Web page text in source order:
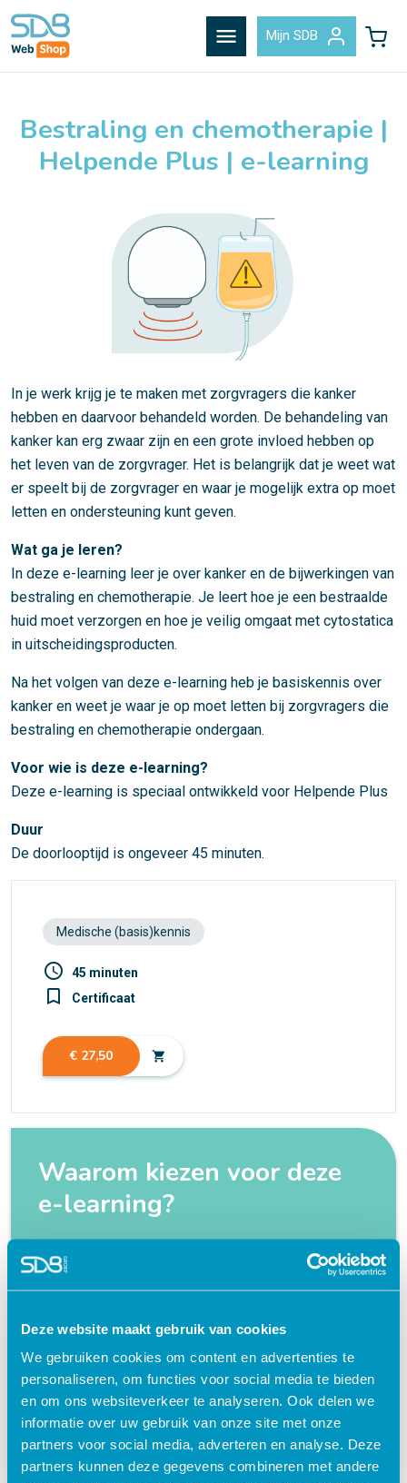
Deze website maakt gebruik van cookies
We gebruiken cookies om content en advertenties te
personaliseren, om functies voor social media te bieden
en om ons websiteverkeer te analyseren. Ook delen we
informatie over uw gebruik van onze site met onze
partners voor social media, adverteren en analyse. Deze
partners kunnen deze gegevens combineren met andere
menu Mijn SDB
Bestraling en chemotherapie |
Helpende Plus | e-learning
In je werk krijg je te maken met zorgvragers die kanker
hebben en daarvoor behandeld worden. De behandeling van
kanker kan erg zwaar zijn en een grote invloed hebben op
het leven van de zorgvrager. Het is belangrijk dat je weet wat
er speelt bij de zorgvrager en waar je mogelijk extra op moet
letten en ondersteuning kunt geven.
Wat ga je leren?
In deze e-learning leer je over kanker en de bijwerkingen van
bestraling en chemotherapie. Je leert hoe je een bestraalde
huid moet verzorgen en hoe je veilig omgaat met cytostatica
in uitscheidingsproducten.
Na het volgen van deze e-learning heb je basiskennis over
kanker en weet je waar je op moet letten bij zorgvragers die
bestraling en chemotherapie ondergaan.
Voor wie is deze e-learning?
Deze e-learning is speciaal ontwikkeld voor Helpende Plus
Duur
De doorlooptijd is ongeveer 45 minuten.
Medische (basis)kennis
access_time 45 minuten
turned_in_not Certificaat
€ 27,50 shopping_cart
Waarom kiezen voor deze
e-learning?
Flexibel – leer op je eigen manier en tempo
Praktijkgericht – ontwikkeld samen met
Interactieve en aantrekkelijke leermethoden
Accreditatiepunten worden automatisch
bijgeschreven